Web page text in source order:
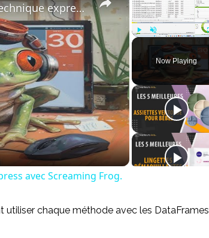
Now Playing
Etude de cas : un audit SEO technique express avec Screaming Frog.
avec Screaming Frog.
chaque méthode avec les DataFrames